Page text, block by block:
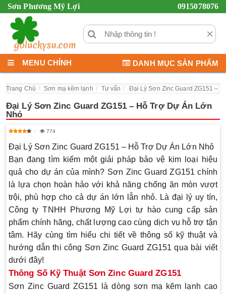
Sơn Phương Mỹ Lợi 0915078076
×
MENU CHÍNH DANH MỤC SẢN PHẨM
Trang Chủ Sơn mạ kẽm lạnh Tư vấn Đại Lý Sơn Zinc Guard ZG151 –
Đại Lý Sơn Zinc Guard ZG151 – Hỗ Trợ Dự Án Lớn
Nhỏ
774
Đại Lý Sơn Zinc Guard ZG151 – Hỗ Trợ Dự Án Lớn Nhỏ
Bạn đang tìm kiếm một giải pháp bảo vệ kim loại hiệu
quả cho dự án của mình? Sơn Zinc Guard ZG151 chính
là lựa chọn hoàn hảo với khả năng chống ăn mòn vượt
trội, phù hợp cho cả dự án lớn lẫn nhỏ. Là đại lý uy tín,
Công ty TNHH Phương Mỹ Lợi tự hào cung cấp sản
phẩm chính hãng, chất lượng cao cùng dịch vụ hỗ trợ tận
tâm. Hãy cùng tìm hiểu chi tiết về thông số kỹ thuật và
hướng dẫn thi công Sơn Zinc Guard ZG151 qua bài viết
dưới đây!
Thông Số Kỹ Thuật Sơn Zinc Guard ZG151
Sơn Zinc Guard ZG151 là dòng sơn mạ kẽm lạnh cao